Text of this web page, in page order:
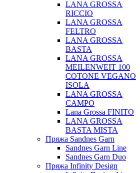
LANA GROSSA
RICCIO
LANA GROSSA
FELTRO
LANA GROSSA
BASTA
LANA GROSSA
MEILENWEIT 100
COTONE VEGANO
ISOLA
LANA GROSSA
CAMPO
Lana Grossa FINITO
LANA GROSSA
BASTA MISTA
Пряжа Sandnes Garn
Sandnes Garn Line
Sandnes Garn Duo
Пряжа Infinity Design